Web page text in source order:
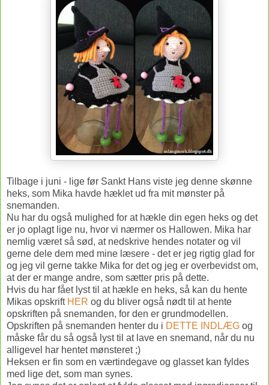
Tilbage i juni - lige før Sankt Hans viste jeg denne skønne
heks, som Mika havde hæklet ud fra mit mønster på
snemanden.
Nu har du også mulighed for at hækle din egen heks og det
er jo oplagt lige nu, hvor vi nærmer os Hallowen. Mika har
nemlig været så sød, at nedskrive hendes notater og vil
gerne dele dem med mine læsere - det er jeg rigtig glad for
og jeg vil gerne takke Mika for det og jeg er overbevidst om,
at der er mange andre, som sætter pris på dette.
Hvis du har fået lyst til at hækle en heks, så kan du hente
Mikas opskrift HER og du bliver også nødt til at hente
opskriften på snemanden, for den er grundmodellen.
Opskriften på snemanden henter du i DETTE INDLÆG og
måske får du så også lyst til at lave en snemand, når du nu
alligevel har hentet mønsteret ;)
Heksen er fin som en værtindegave og glasset kan fyldes
med lige det, som man synes.